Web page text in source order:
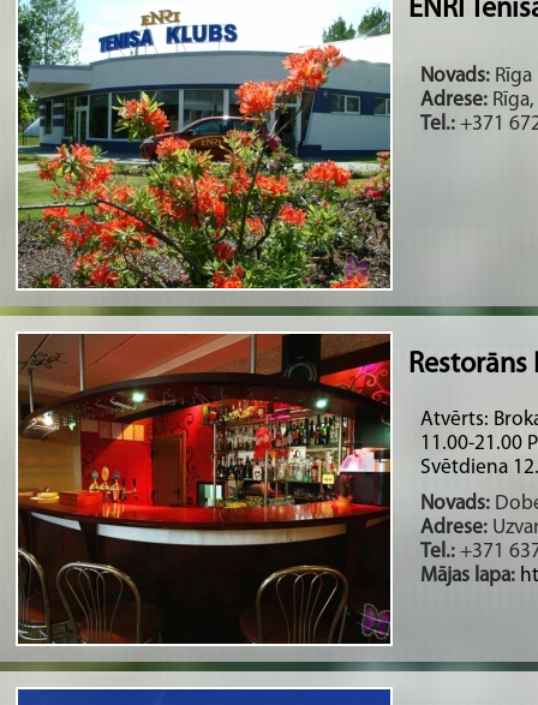
ENRI
Novads:
Adrese:
Tel.: +371
Restorāns
Atvērts:
11.00-21.00
Svētdiena
Novads:
Adrese:
Tel.: +371
Mājas lapa: